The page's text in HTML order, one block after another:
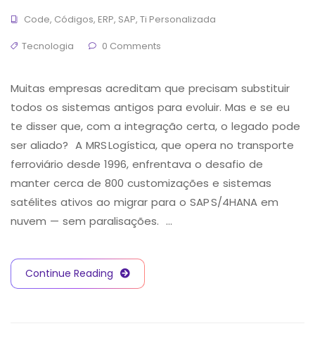
Code, Códigos, ERP, SAP, Ti Personalizada
Tecnologia
0 Comments
Muitas empresas acreditam que precisam substituir
todos os sistemas antigos para evoluir. Mas e se eu
te disser que, com a integração certa, o legado pode
ser aliado? A MRS Logística, que opera no transporte
ferroviário desde 1996, enfrentava o desafio de
manter cerca de 800 customizações e sistemas
satélites ativos ao migrar para o SAP S/4HANA em
nuvem — sem paralisações. …
Continue Reading